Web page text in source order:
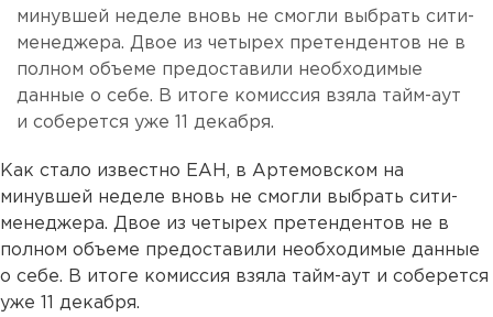
минувшей неделе вновь не смогли выбрать сити-
менеджера. Двое из четырех претендентов не в
полном объеме предоставили необходимые
данные о себе. В итоге комиссия взяла тайм-аут
и соберется уже 11 декабря.
Как стало известно ЕАН, в Артемовском на
минувшей неделе вновь не смогли выбрать сити-
менеджера. Двое из четырех претендентов не в
полном объеме предоставили необходимые данные
о себе. В итоге комиссия взяла тайм-аут и соберется
уже 11 декабря.